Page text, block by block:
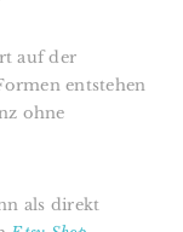
auf der
entstehen
ohne
als direkt